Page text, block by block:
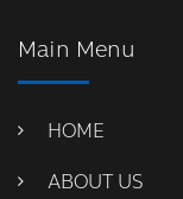
Main Menu
HOME
ABOUT US